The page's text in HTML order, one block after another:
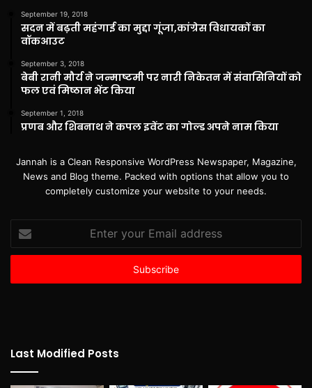
September 19, 2018
सदन में बढ़ती महंगाई का मुद्दा गूंजा,कांग्रेस विधायकों का
वॉकआउट
September 3, 2018
बेबी रानी मौर्य ने जन्माष्टमी पर नारी निकेतन में संवासिनियों को
फल एवं मिष्ठान भेंट किया
September 1, 2018
प्रणब और शिबनाथ ने कपल इवेंट का गोल्ड अपने नाम किया
Jannah is a Clean Responsive WordPress Newspaper, Magazine,
News and Blog theme. Packed with options that allow you to
completely customize your website to your needs.
your
Email
Last Modified Posts